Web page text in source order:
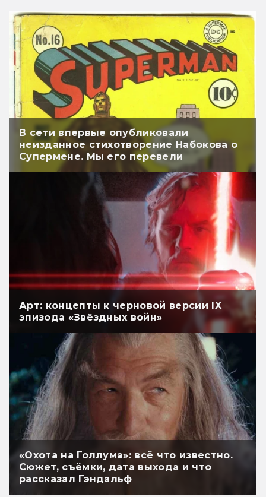
В сети впервые опубликовали
неизданное стихотворение Набокова о
Супермене. Мы его перевели
Арт: концепты к черновой версии IX
эпизода «Звёздных войн»
«Охота на Голлума»: всё что известно.
Сюжет, съёмки, дата выхода и что
рассказал Гэндальф